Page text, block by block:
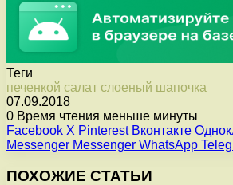
Теги
печенкой салат слоеный шапочка
07.09.2018
0 Время чтения меньше минуты
Facebook X Pinterest Вконтакте
Messenger Messenger WhatsApp
ПОХОЖИЕ СТАТЬИ